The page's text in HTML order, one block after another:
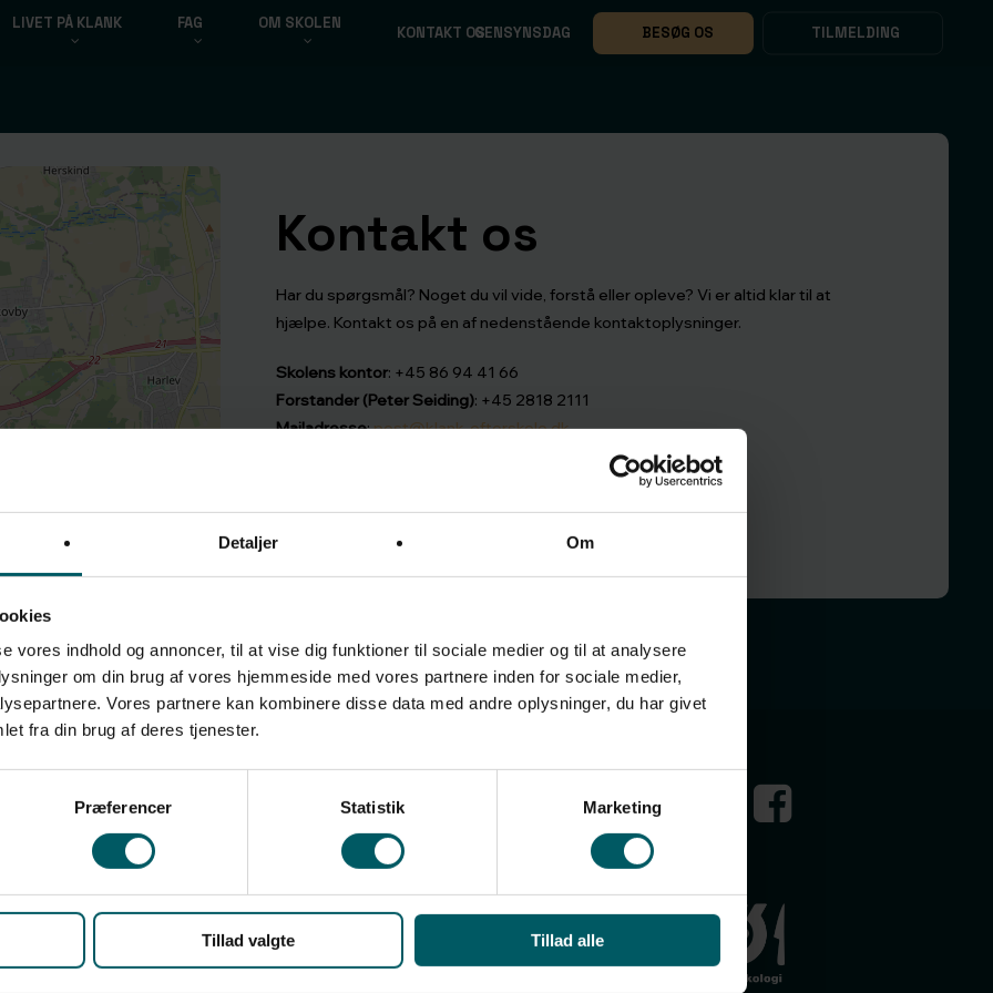
Detaljer Om
vores indhold og annoncer, til at vise dig funktioner til sociale medier og til at analysere
om din brug af vores hjemmeside med vores partnere inden for sociale medier,
Vores partnere kan kombinere disse data med andre oplysninger, du har givet
fra din brug af deres tjenester.
Præferencer Statistik Marketing
Tillad valgte Tillad alle
LIVET PÅ KLANK FAG OM SKOLEN
KONTAKT OSGENSYNSDAG BESØG OS TILMELDING
Kontakt os
Har du spørgsmål? Noget du vil vide, forstå eller opleve? Vi er altid klar til at
hjælpe. Kontakt os på en af nedenstående kontaktoplysninger.
Skolens kontor: +45 86 94 41 66
Forstander (Peter Seiding): +45 2818 2111
Mailadresse:post@klank-efterskole.dk
Skolens kontonummer: 6114-4930095552
Kort om Klank Efterskole
På Klank Efterskole er det hele menneske i centrum.
byggende på ligeværd, respekt, hensyn samt personlig